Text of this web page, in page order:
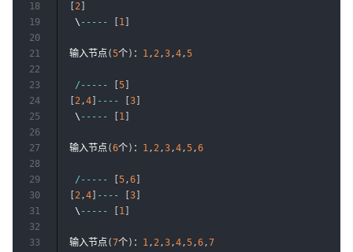
2
\ -- -- - 1
输入节点(5个) ： 1, 2,3,4,5
/ -- -- - 5
2,4 -- -- 3
\ -- -- - 1
输入节点(6个) ： 1, 2,3,4,5,6
/ -- -- - 5,6
2,4 -- -- 3
\ -- -- - 1
输入节点(7个) ： 1, 2,3,4,5,6,7
18
19
20
21
22
23
24
25
26
27
28
29
30
31
32
33